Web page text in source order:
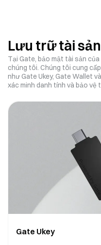
Lưu trữ tài sản
Tại Gate, bảo mật tài sản
chúng tôi. Chúng tôi cung
như Gate Ukey, Gate Wallet
xác minh danh tính và bảo vệ
Gate Ukey